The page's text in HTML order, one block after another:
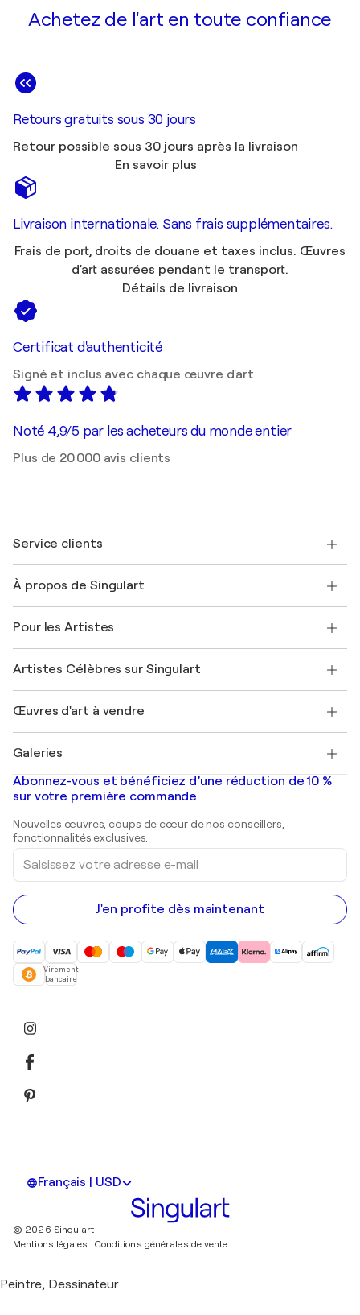
Achetez de l'art en toute confiance
Retours gratuits sous 30 jours
Retour possible sous 30 jours après la livraison
En savoir plus
Livraison internationale. Sans frais supplémentaires.
Frais de port, droits de douane et taxes inclus. Œuvres
d'art assurées pendant le transport.
Détails de livraison
Certificat d'authenticité
Signé et inclus avec chaque œuvre d'art
Noté 4,9/5 par les acheteurs du monde entier
Plus de 20 000 avis clients
Service clients
Expédition
Offrir une carte cadeau
Rejoignez notre programme commercial
Mon compte
+33 1 76 44 06 42
À propos de Singulart
FAQ
Magazine Singulart
Emplois
Découvrez une sélection d'art original
Pour les Artistes
Se connecter en tant qu'Artiste
Artistes Célèbres sur Singulart
Marc Chagall
Banksy
Mr. Brainwash
Shepard Fairey
Œuvres d'art à vendre
Tableaux abstraits à vendre
Peintures de paysage
Estampes
Peintures acryliques
Galeries
Galeries d'art en France
Galeries d'art en Belgique
Abonnez-vous et bénéficiez d’une réduction de 10 %
sur votre première commande
Nouvelles œuvres, coups de cœur de nos conseillers,
fonctionnalités exclusives.
Saisissez
votre
adresse
e-
mail
J'en profite dès maintenant
Virement
bancaire
Français | USD
© 2026 Singulart
Mentions légales. Conditions générales de vente
Peintre, Dessinateur